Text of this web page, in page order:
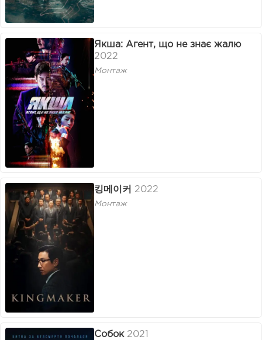
Якша: Агент, що не знає жалю
2022
Монтаж
킹메이커 2022
Монтаж
Собок 2021